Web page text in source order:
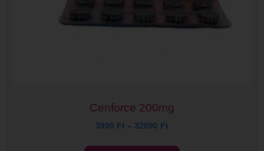
Cenforce 200mg
3990 Ft – 32090 Ft